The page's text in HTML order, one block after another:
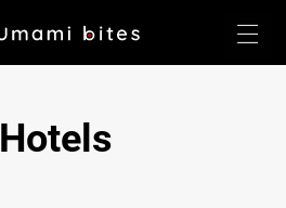
Hotels